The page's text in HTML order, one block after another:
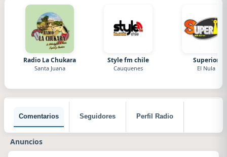
Radio La Chukara
Santa Juana
Style fm chile
Cauquenes
Superior
El Nula
Comentarios Seguidores Perfil Radio
Anuncios